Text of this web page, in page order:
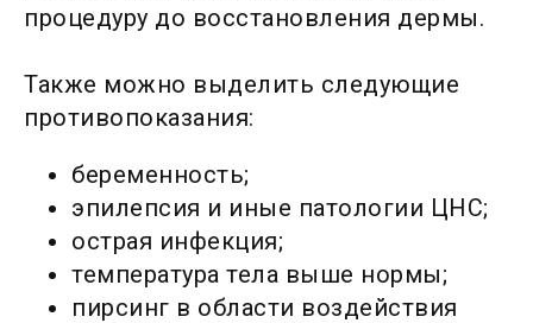
процедуру до восстановления дермы.
Также можно выделить следующие
противопоказания:
беременность;
эпилепсия и иные патологии ЦНС;
острая инфекция;
температура тела выше нормы;
пирсинг в области воздействия